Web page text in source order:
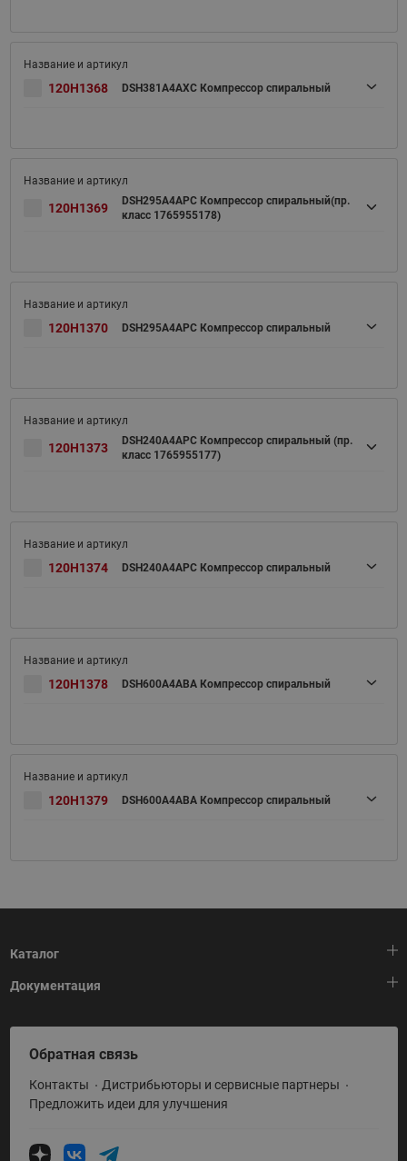
120H1368 DSH381A4AXC Компрессор спиральный
120H1369
DSH295A4APC Компрессор спиральный(пр.
класс 1765955178)
120H1370 DSH295A4APC Компрессор спиральный
120H1373
DSH240A4APC Компрессор спиральный (пр.
класс 1765955177)
120H1374 DSH240A4APC Компрессор спиральный
120H1378 DSH600A4ABA Компрессор спиральный
120H1379 DSH600A4ABA Компрессор спиральный
Каталог
Тепловая автоматика
Холодильная техника
Приводная техника
Промышленная автоматика
Теплообменное оборудование
Документация
HeatPlatform (Тепловая платформа)
Полезные программы и инструменты
Условия поставки
Обратная связь
Контакты
Дистрибьюторы и сервисные партнеры
Предложить идеи для улучшения